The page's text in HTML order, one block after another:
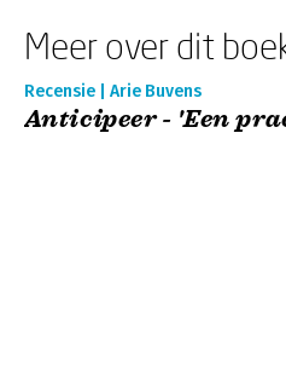
Meer over dit
Recensie | Arie Buvens
Anticipeer - 'Een